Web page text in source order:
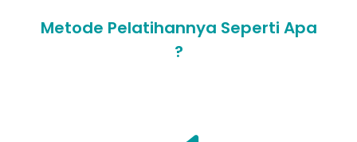
Metode Pelatihannya Seperti Apa
?